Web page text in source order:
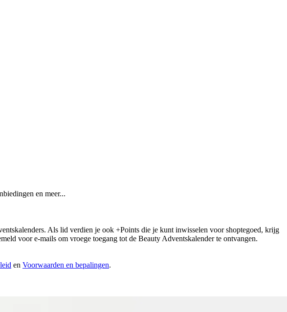
en meer...
Als lid verdien je ook +Points die je kunt inwisselen voor shoptegoed, krijg
voor e-mails om vroege toegang tot de Beauty Adventskalender te ontvangen.
en Voorwaarden en bepalingen.